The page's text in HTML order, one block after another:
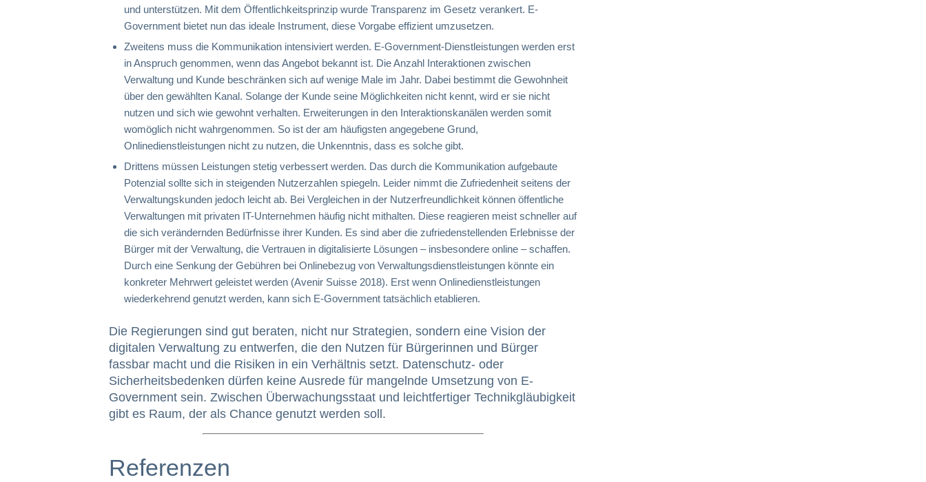
und unterstützen. Mit dem Öffentlichkeitsprinzip wurde Transparenz im Gesetz verankert. E-
Government bietet nun das ideale Instrument, diese Vorgabe effizient umzusetzen.
Zweitens muss die Kommunikation intensiviert werden. E-Government-Dienstleistungen werden erst
in Anspruch genommen, wenn das Angebot bekannt ist. Die Anzahl Interaktionen zwischen
Verwaltung und Kunde beschränken sich auf wenige Male im Jahr. Dabei bestimmt die Gewohnheit
über den gewählten Kanal. Solange der Kunde seine Möglichkeiten nicht kennt, wird er sie nicht
nutzen und sich wie gewohnt verhalten. Erweiterungen in den Interaktionskanälen werden somit
womöglich nicht wahrgenommen. So ist der am häufigsten angegebene Grund,
Onlinedienstleistungen nicht zu nutzen, die Unkenntnis, dass es solche gibt.
Drittens müssen Leistungen stetig verbessert werden. Das durch die Kommunikation aufgebaute
Potenzial sollte sich in steigenden Nutzerzahlen spiegeln. Leider nimmt die Zufriedenheit seitens der
Verwaltungskunden jedoch leicht ab. Bei Vergleichen in der Nutzerfreundlichkeit können öffentliche
Verwaltungen mit privaten IT-Unternehmen häufig nicht mithalten. Diese reagieren meist schneller auf
die sich verändernden Bedürfnisse ihrer Kunden. Es sind aber die zufriedenstellenden Erlebnisse der
Bürger mit der Verwaltung, die Vertrauen in digitalisierte Lösungen – insbesondere online – schaffen.
Durch eine Senkung der Gebühren bei Onlinebezug von Verwaltungsdienstleistungen könnte ein
konkreter Mehrwert geleistet werden (Avenir Suisse 2018). Erst wenn Onlinedienstleistungen
wiederkehrend genutzt werden, kann sich E-Government tatsächlich etablieren.
Die Regierungen sind gut beraten, nicht nur Strategien, sondern eine Vision der
digitalen Verwaltung zu entwerfen, die den Nutzen für Bürgerinnen und Bürger
fassbar macht und die Risiken in ein Verhältnis setzt. Datenschutz- oder
Sicherheitsbedenken dürfen keine Ausrede für mangelnde Umsetzung von E-
Government sein. Zwischen Überwachungsstaat und leichtfertiger Technikgläubigkeit
gibt es Raum, der als Chance genutzt werden soll.
Referenzen